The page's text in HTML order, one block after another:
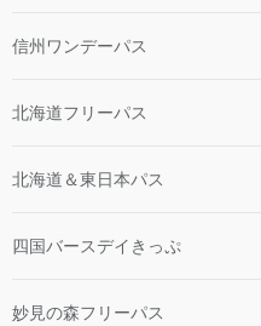
信州ワンデーパス
北海道フリーパス
北海道＆東日本パス
四国バースデイきっぷ
妙見の森フリーパス